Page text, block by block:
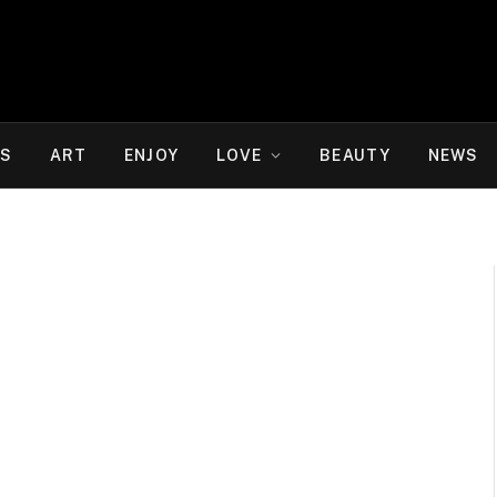
ART ENJOY LOVE BEAUTY NEWS